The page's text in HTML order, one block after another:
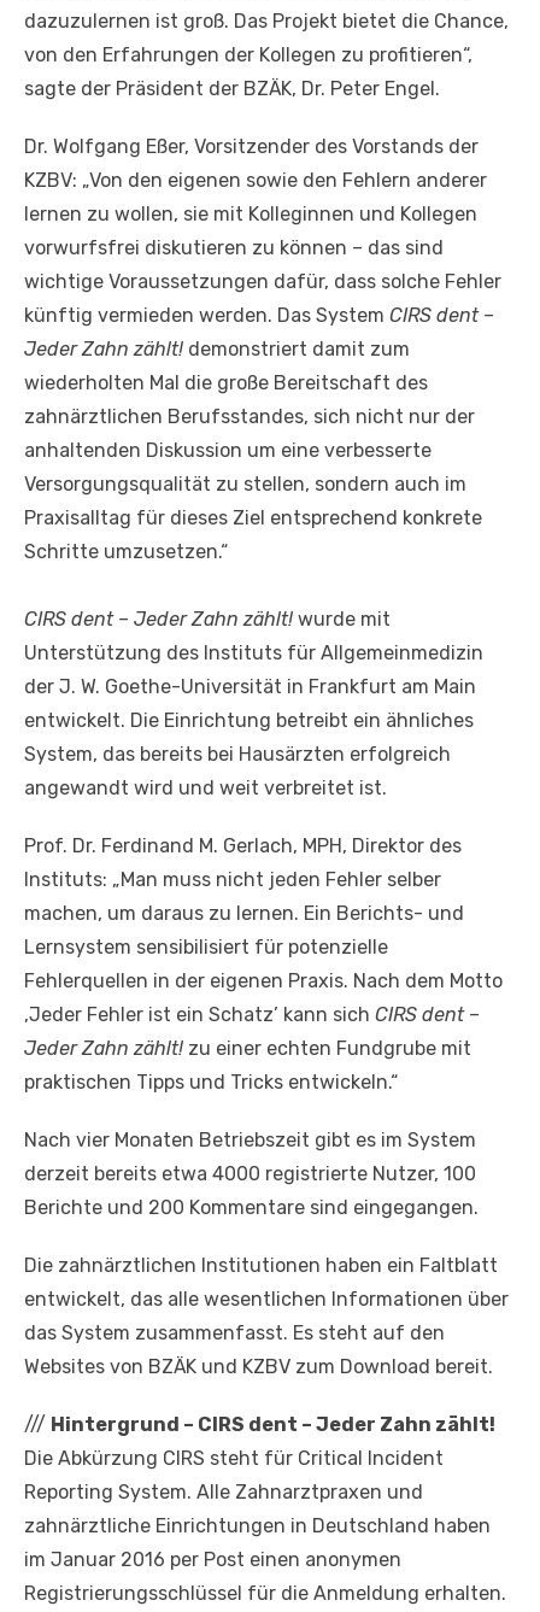
dazuzulernen ist groß. Das Projekt bietet die Chance,
von den Erfahrungen der Kollegen zu profitieren“,
sagte der Präsident der BZÄK, Dr. Peter Engel.
Dr. Wolfgang Eßer, Vorsitzender des Vorstands der
KZBV: „Von den eigenen sowie den Fehlern anderer
lernen zu wollen, sie mit Kolleginnen und Kollegen
vorwurfsfrei diskutieren zu können – das sind
wichtige Voraussetzungen dafür, dass solche Fehler
künftig vermieden werden. Das System CIRS dent –
Jeder Zahn zählt! demonstriert damit zum
wiederholten Mal die große Bereitschaft des
zahnärztlichen Berufsstandes, sich nicht nur der
anhaltenden Diskussion um eine verbesserte
Versorgungsqualität zu stellen, sondern auch im
Praxisalltag für dieses Ziel entsprechend konkrete
Schritte umzusetzen.“
CIRS dent – Jeder Zahn zählt! wurde mit
Unterstützung des Instituts für Allgemeinmedizin
der J. W. Goethe-Universität in Frankfurt am Main
entwickelt. Die Einrichtung betreibt ein ähnliches
System, das bereits bei Hausärzten erfolgreich
angewandt wird und weit verbreitet ist.
Prof. Dr. Ferdinand M. Gerlach, MPH, Direktor des
Instituts: „Man muss nicht jeden Fehler selber
machen, um daraus zu lernen. Ein Berichts- und
Lernsystem sensibilisiert für potenzielle
Fehlerquellen in der eigenen Praxis. Nach dem Motto
‚Jeder Fehler ist ein Schatz’ kann sich CIRS dent –
Jeder Zahn zählt! zu einer echten Fundgrube mit
praktischen Tipps und Tricks entwickeln.“
Nach vier Monaten Betriebszeit gibt es im System
derzeit bereits etwa 4000 registrierte Nutzer, 100
Berichte und 200 Kommentare sind eingegangen.
Die zahnärztlichen Institutionen haben ein Faltblatt
entwickelt, das alle wesentlichen Informationen über
das System zusammenfasst. Es steht auf den
Websites von BZÄK und KZBV zum Download bereit.
/// Hintergrund – CIRS dent – Jeder Zahn zählt!
Die Abkürzung CIRS steht für Critical Incident
Reporting System. Alle Zahnarztpraxen und
zahnärztliche Einrichtungen in Deutschland haben
im Januar 2016 per Post einen anonymen
Registrierungsschlüssel für die Anmeldung erhalten.